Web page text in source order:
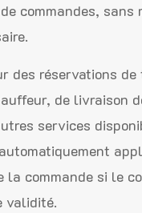
commandes, sans
des réservations
de livraison
services
la commande si le
validité.